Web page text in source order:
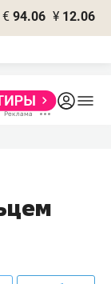
€ 94.06 ¥ 12.06